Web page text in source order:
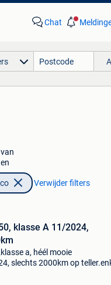
Chat
Verwijder filters
a, héél mooie
slechts 2000km op